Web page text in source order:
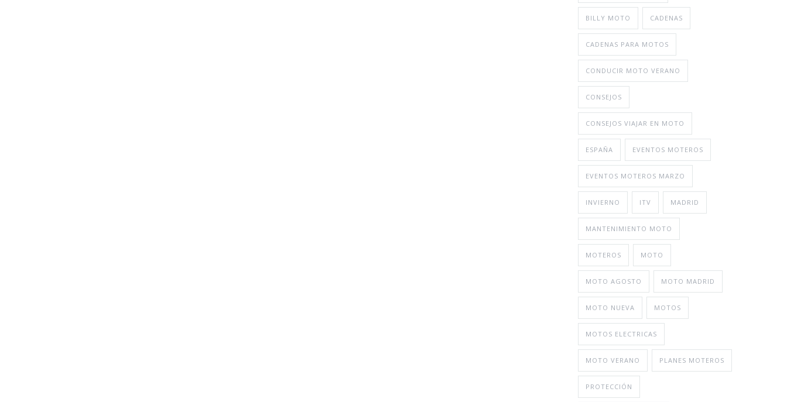
BILLY MOTO CADENAS
CADENAS PARA MOTOS
CONDUCIR MOTO VERANO
CONSEJOS
CONSEJOS VIAJAR EN MOTO
ESPAÑA EVENTOS MOTEROS
EVENTOS MOTEROS MARZO
INVIERNO ITV MADRID
MANTENIMIENTO MOTO
MOTEROS MOTO
MOTO AGOSTO MOTO MADRID
MOTO NUEVA MOTOS
MOTOS ELECTRICAS
MOTO VERANO PLANES MOTEROS
PROTECCIÓN